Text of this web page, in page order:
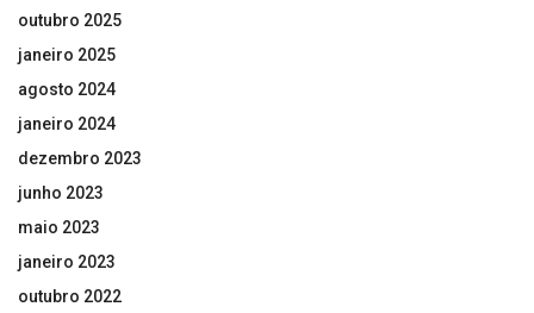
outubro 2025
janeiro 2025
agosto 2024
janeiro 2024
dezembro 2023
junho 2023
maio 2023
janeiro 2023
outubro 2022